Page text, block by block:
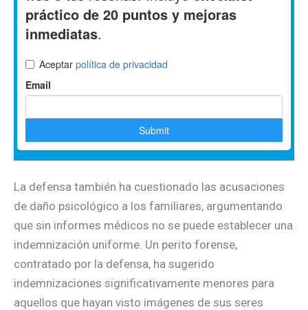
La defensa también ha cuestionado las acusaciones
de daño psicológico a los familiares, argumentando
que sin informes médicos no se puede establecer una
indemnización uniforme. Un perito forense,
contratado por la defensa, ha sugerido
indemnizaciones significativamente menores para
aquellos que hayan visto imágenes de sus seres